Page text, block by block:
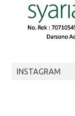
INSTAGRAM